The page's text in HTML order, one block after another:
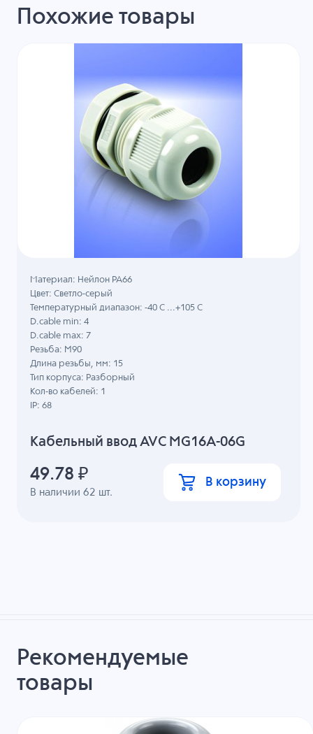
Похожие товары
Кабельный ввод AVC MG16A-06G
В наличии62 шт.
Материал: Нейлон PA66
Цвет: Светло-серый
Температурный диапазон: -40 C ...+105 C
D.cable min: 4
D.cable max: 7
Резьба: M90
Длина резьбы, мм: 15
Тип корпуса: Разборный
Кол-во кабелей: 1
IP: 68
49.78 ₽ В корзину
Рекомендуемые
товары